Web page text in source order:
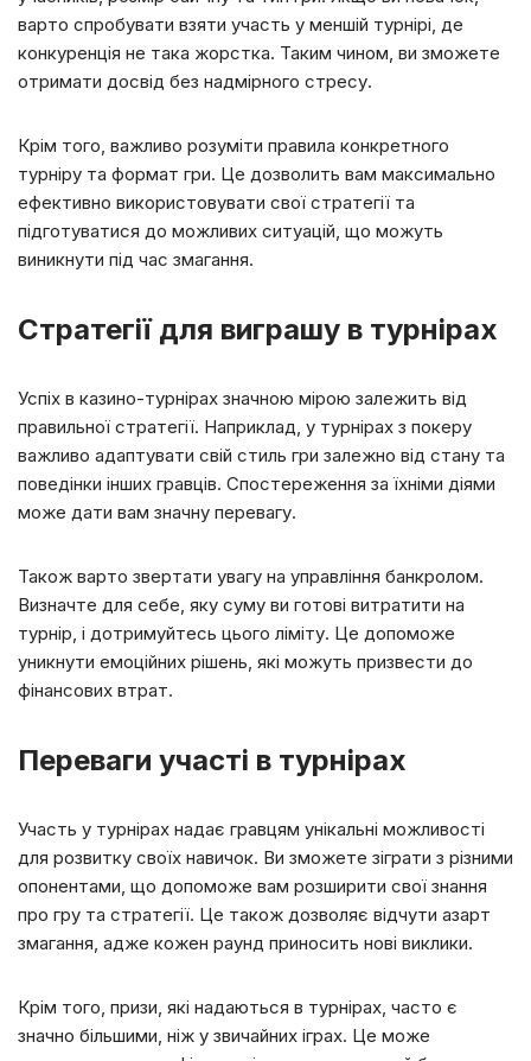
варто спробувати взяти участь у меншій турнірі, де
конкуренція не така жорстка. Таким чином, ви зможете
отримати досвід без надмірного стресу.
Крім того, важливо розуміти правила конкретного
турніру та формат гри. Це дозволить вам максимально
ефективно використовувати свої стратегії та
підготуватися до можливих ситуацій, що можуть
виникнути під час змагання.
Стратегії для виграшу в турнірах
Успіх в казино-турнірах значною мірою залежить від
правильної стратегії. Наприклад, у турнірах з покеру
важливо адаптувати свій стиль гри залежно від стану та
поведінки інших гравців. Спостереження за їхніми діями
може дати вам значну перевагу.
Також варто звертати увагу на управління банкролом.
Визначте для себе, яку суму ви готові витратити на
турнір, і дотримуйтесь цього ліміту. Це допоможе
уникнути емоційних рішень, які можуть призвести до
фінансових втрат.
Переваги участі в турнірах
Участь у турнірах надає гравцям унікальні можливості
для розвитку своїх навичок. Ви зможете зіграти з різними
опонентами, що допоможе вам розширити свої знання
про гру та стратегії. Це також дозволяє відчути азарт
змагання, адже кожен раунд приносить нові виклики.
Крім того, призи, які надаються в турнірах, часто є
значно більшими, ніж у звичайних іграх. Це може